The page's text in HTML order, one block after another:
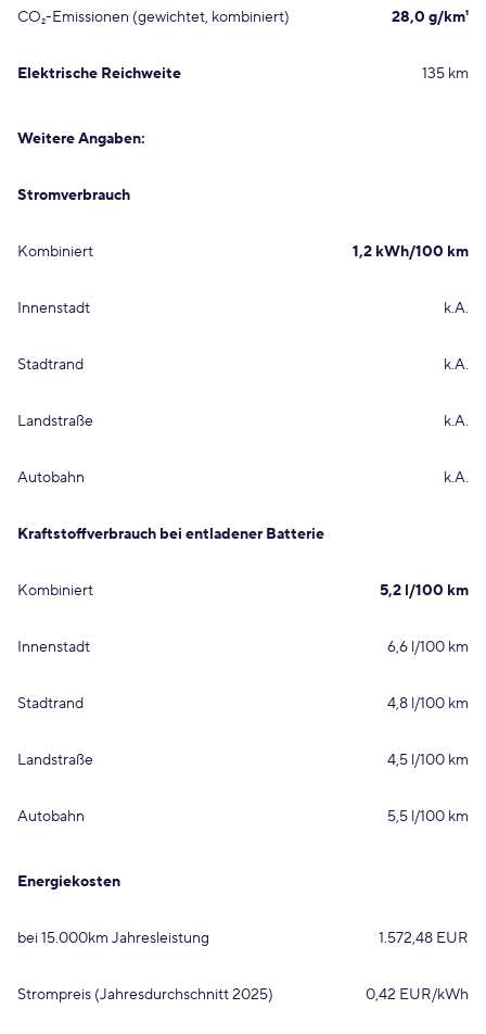
CO₂-Emissionen (gewichtet, kombiniert) 28,0 g/km¹
Elektrische Reichweite 135 km
Weitere Angaben:
Stromverbrauch
Kombiniert 1,2 kWh/100 km
Innenstadt k.A.
Stadtrand k.A.
Landstraße k.A.
Autobahn k.A.
Kraftstoffverbrauch bei entladener Batterie
Kombiniert 5,2 l/100 km
Innenstadt 6,6 l/100 km
Stadtrand 4,8 l/100 km
Landstraße 4,5 l/100 km
Autobahn 5,5 l/100 km
Energiekosten
bei 15.000km Jahresleistung 1.572,48 EUR
Strompreis (Jahresdurchschnitt 2025) 0,42 EUR/kWh